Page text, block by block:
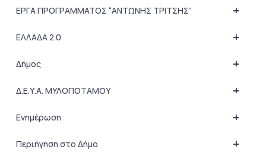
+
ΕΡΓΑ ΠΡΟΓΡΑΜΜΑΤΟΣ “ΑΝΤΩΝΗΣ ΤΡΙΤΣΗΣ”
+
ΕΛΛΑΔΑ 2.0
+
Δήμος
+
Δ.Ε.Υ.Α. ΜΥΛΟΠΟΤΑΜΟΥ
+
Ενημέρωση
+
Περιήγηση στο Δήμο